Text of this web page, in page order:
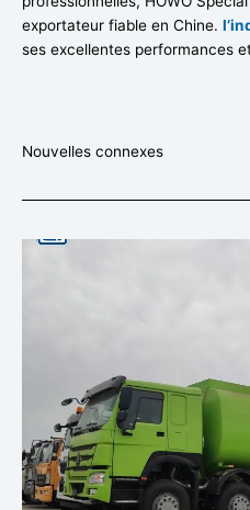
exportateur fiable en Chine.
ses excellentes performances
Nouvelles connexes